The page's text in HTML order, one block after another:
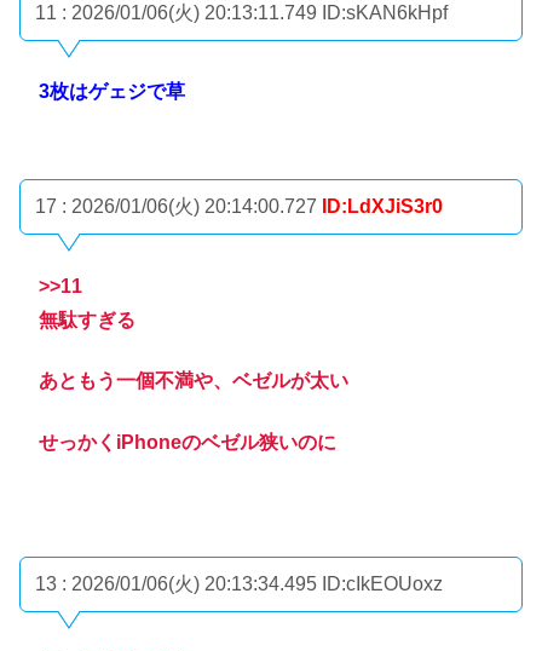
11 : 2026/01/06(火) 20:13:11.749 ID:sKAN6kHpf
3枚はゲェジで草
17 : 2026/01/06(火) 20:14:00.727 ID:LdXJiS3r0
>>11
無駄すぎる
あともう一個不満や、ベゼルが太い
せっかくiPhoneのベゼル狭いのに
13 : 2026/01/06(火) 20:13:34.495 ID:cIkEOUoxz